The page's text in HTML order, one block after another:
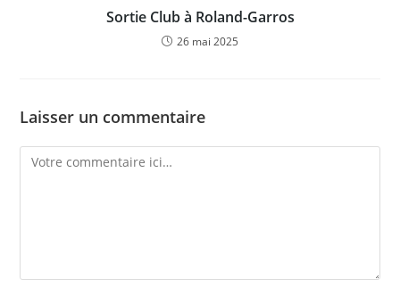
Sortie Club à Roland-Garros
26 mai 2025
Laisser un commentaire
Comment